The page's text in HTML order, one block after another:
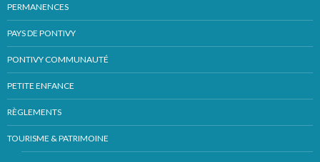
PERMANENCES
PAYS DE PONTIVY
PONTIVY COMMUNAUTÉ
PETITE ENFANCE
RÈGLEMENTS
TOURISME & PATRIMOINE